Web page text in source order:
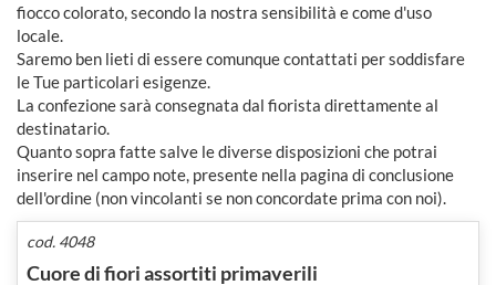
fiocco colorato, secondo la nostra sensibilità e come d'uso
locale.
Saremo ben lieti di essere comunque contattati per soddisfare
le Tue particolari esigenze.
La confezione sarà consegnata dal fiorista direttamente al
destinatario.
Quanto sopra fatte salve le diverse disposizioni che potrai
inserire nel campo note, presente nella pagina di conclusione
dell'ordine (non vincolanti se non concordate prima con noi).
cod. 4048
Cuore di fiori assortiti primaverili